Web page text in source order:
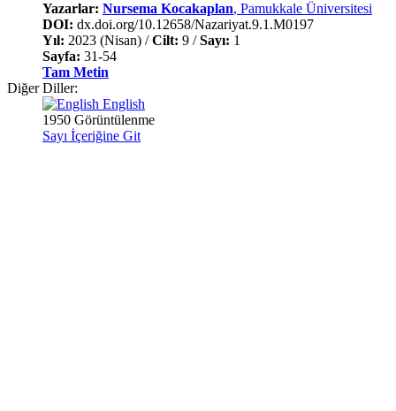
Yazarlar: Nursema Kocakaplan, Pamukkale Üniversitesi
DOI: dx.doi.org/10.12658/Nazariyat.9.1.M0197
Yıl: 2023 (Nisan) /Cilt: 9 /Sayı: 1
Sayfa: 31-54
Tam Metin
Diğer Diller:
English
1950 Görüntülenme
Sayı İçeriğine Git